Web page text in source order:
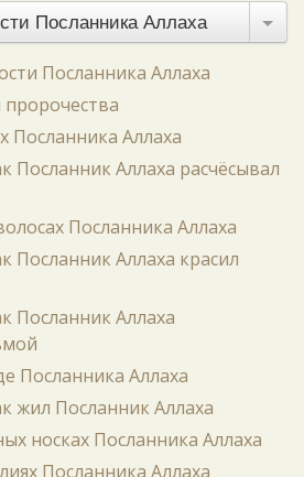
Посланника Аллаха
Посланника Аллаха
пророчества
Посланника Аллаха
Посланник Аллаха расчёсывал
Посланника Аллаха
Посланник Аллаха красил
Посланник Аллаха
Посланника Аллаха
жил Посланник Аллаха
носках Посланника Аллаха
Посланника Аллаха